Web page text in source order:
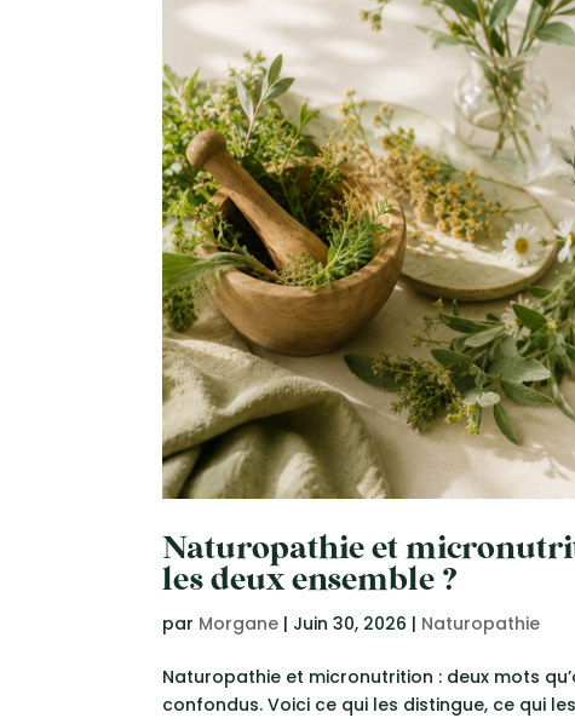
Naturopathie et
les deux ensemble ?
par Morgane | Juin 30, 2026 | Naturopathie
Naturopathie et micronutrition : deux mots
confondus. Voici ce qui les distingue, ce qui